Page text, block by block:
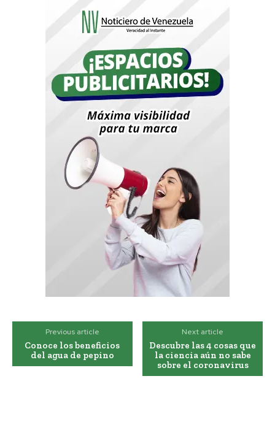
Previous article
Conoce los beneficios
del agua de pepino
Next article
Descubre las 4 cosas que
la ciencia aún no sabe
sobre el coronavirus